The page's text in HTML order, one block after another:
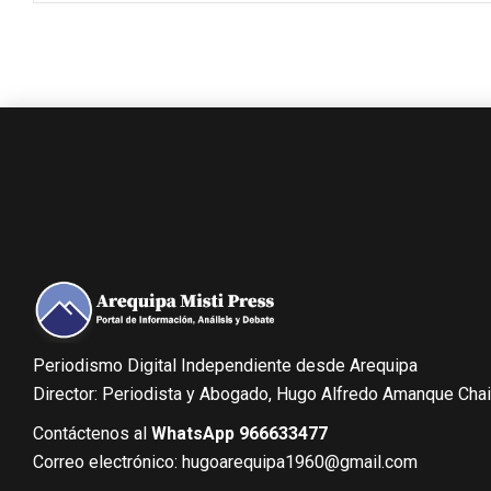
Periodismo Digital Independiente desde Arequipa
Director: Periodista y Abogado, Hugo Alfredo Amanque
Contáctenos al WhatsApp 966633477
Correo electrónico: hugoarequipa1960@gmail.com